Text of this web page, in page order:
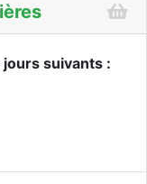
suivants :